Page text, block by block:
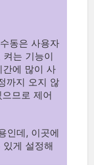
동은 사용자
는 기능이
간에 많이 사
까지 오지 않
므로 제어
인데, 이곳에
게 설정해